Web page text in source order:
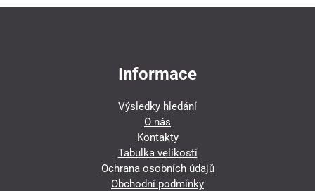
Informace
Výsledky hledání
O nás
Kontakty
Tabulka velikostí
Ochrana osobních údajů
Obchodní podmínky